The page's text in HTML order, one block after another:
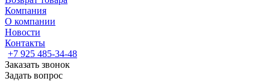
Компания
О компании
Новости
Контакты
+7 925 485-34-48
Заказать звонок
Задать вопрос